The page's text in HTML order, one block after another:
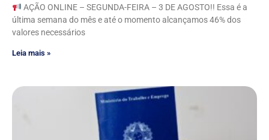
AÇÃO ONLINE – SEGUNDA-FEIRA – 3 DE AGOSTO!! Essa é a
última semana do mês e até o momento alcançamos 46% dos
valores necessários
Leia mais »